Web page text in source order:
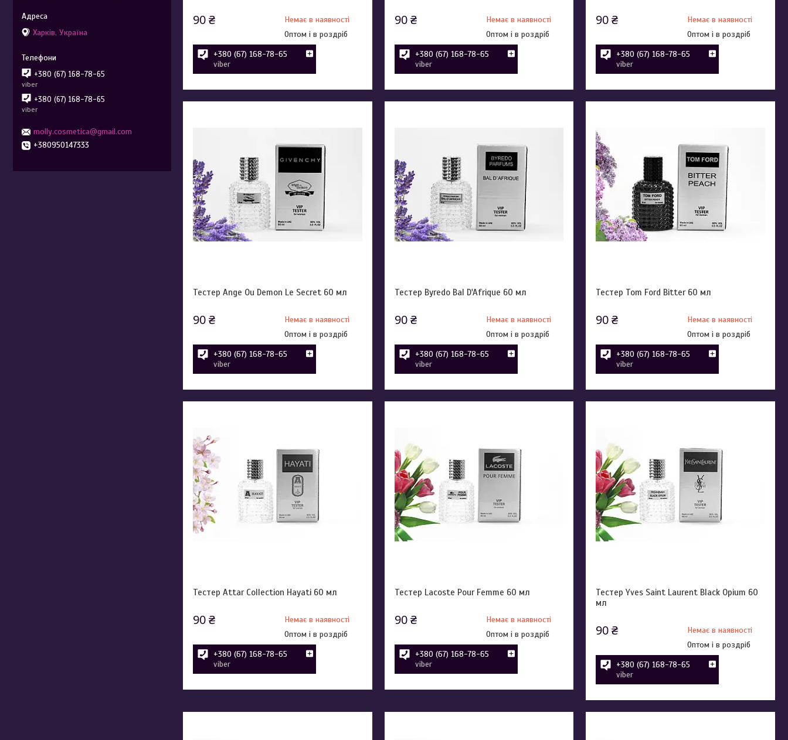
90 ₴
Немає в наявності
Оптом і в роздріб
+380 (67) 168-78-65
viber
90 ₴
Немає в наявності
Оптом і в роздріб
+380 (67) 168-78-65
viber
90 ₴
Немає в наявності
Оптом і в роздріб
+380 (67) 168-78-65
viber
Тестер Ange Ou Demon Le Secret 60 мл
90 ₴
Немає в наявності
Оптом і в роздріб
+380 (67) 168-78-65
viber
Тестер Byredo Bal D'Afrique 60 мл
90 ₴
Немає в наявності
Оптом і в роздріб
+380 (67) 168-78-65
viber
Тестер Tom Ford Bitter 60 мл
90 ₴
Немає в наявності
Оптом і в роздріб
+380 (67) 168-78-65
viber
Тестер Attar Collection Hayati 60 мл
90 ₴
Немає в наявності
Оптом і в роздріб
+380 (67) 168-78-65
viber
Тестер Lacoste Pour Femme 60 мл
90 ₴
Немає в наявності
Оптом і в роздріб
+380 (67) 168-78-65
viber
Тестер Yves Saint Laurent Black Opium 60
мл
90 ₴
Немає в наявності
Оптом і в роздріб
+380 (67) 168-78-65
viber
Харків, Україна
+380 (67) 168-78-65
viber
+380 (67) 168-78-65
viber
molly.cosmetica@gmail.com
+380950147333